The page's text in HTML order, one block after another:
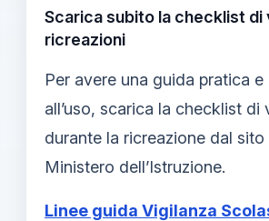
Scarica subito la checklist di
ricreazioni
Per avere una guida pratica e
all’uso, scarica la checklist di
durante la ricreazione dal
Ministero dell’Istruzione.
Linee guida Vigilanza